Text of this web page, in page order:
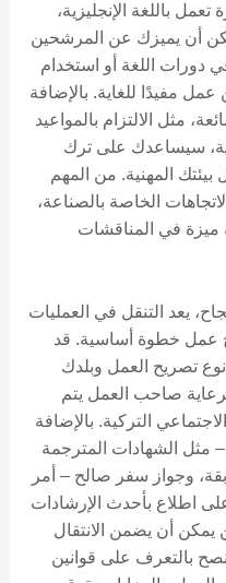
باللغة الإنجليزية،
يمكن أن يميزك عن المرشحين
دورات اللغة أو استخدام
مفيدًا للغاية. بالإضافة
مثل الالتزام بالمواعيد
سيساعدك على ترك
بيئتك المهنية. من المهم
الخاصة بالصناعة،
في المناقشات
يعد التنقل في العمليات
عمل خطوة أساسية. قد
تصريح العمل وبلدك
صاحب العمل يتم
التركية. بالإضافة
– مثل الشهادات المترجمة
وجواز سفر صالح – أمر
اطلاع بأحدث الإرشادات
يمكن أن يضمن الانتقال
بالتعرف على قوانين